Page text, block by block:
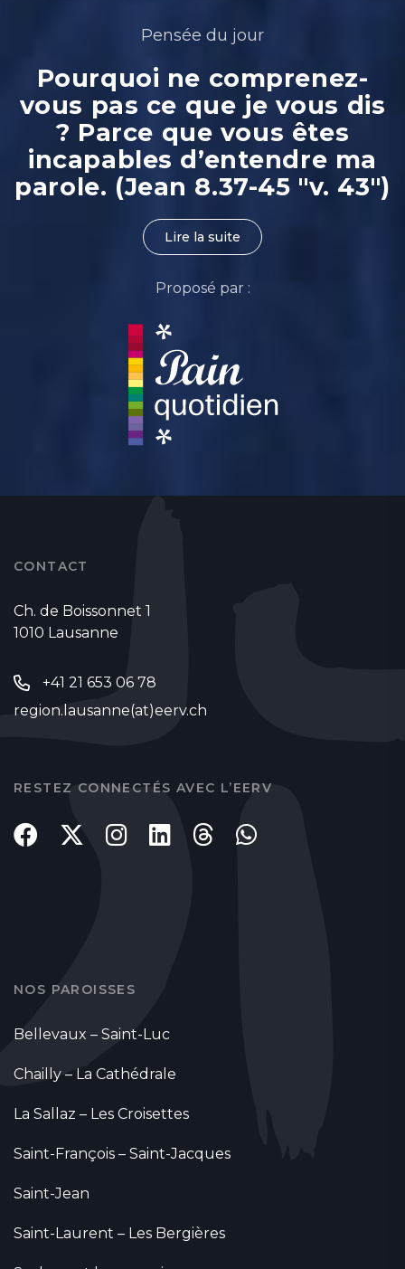
Pensée du jour
Pourquoi ne comprenez-
vous pas ce que je vous dis
? Parce que vous êtes
incapables d’entendre ma
parole. (Jean 8.37-45 "v. 43")
Lire la suite
Proposé par :
CONTACT
Ch. de Boissonnet 1
1010 Lausanne
+41 21 653 06 78
region.lausanne(at)eerv.ch
RESTEZ CONNECTÉS AVEC L’EERV
NOS PAROISSES
Bellevaux – Saint-Luc
Chailly – La Cathédrale
La Sallaz – Les Croisettes
Saint-François – Saint-Jacques
Saint-Jean
Saint-Laurent – Les Bergières